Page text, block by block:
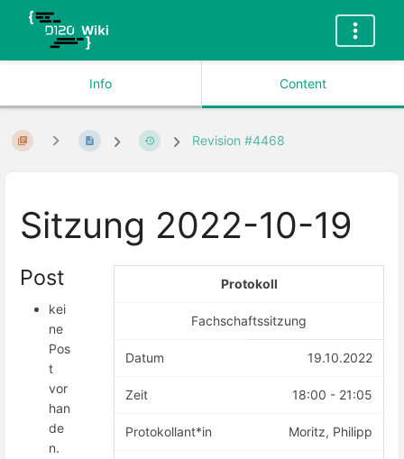
Info Content
Revision #4468
Sitzung 2022-10-19
Protokoll
Fachschaftssitzung
Datum 19.10.2022
Zeit 18:00 - 21:05
Protokollant*in Moritz, Philipp
Post
kei
ne
Pos
t
vor
han
de
n.